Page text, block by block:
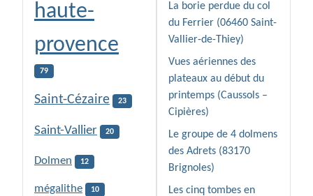
haute-
provence
79
Saint-Cézaire 23
Saint-Vallier 20
Dolmen 12
mégalithe 10
La borie perdue du col
du Ferrier (06460 Saint-
Vallier-de-Thiey)
Vues aériennes des
plateaux au début du
printemps (Caussols –
Cipières)
Le groupe de 4 dolmens
des Adrets (83170
Brignoles)
Les cinq tombes en